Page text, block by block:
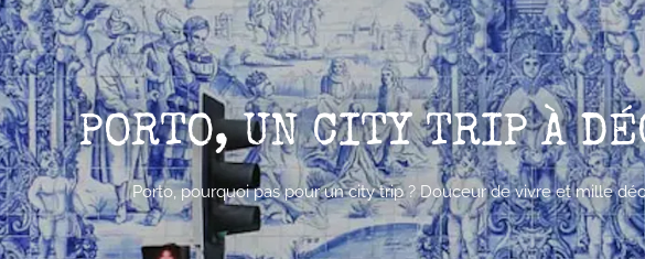
PORTO, UN CITY TRIP À
Porto, pourquoi pas pour un city trip ? Douceur de vivre et mille